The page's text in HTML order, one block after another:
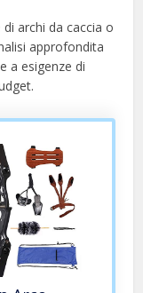
archi da caccia o
approfondita
a esigenze di